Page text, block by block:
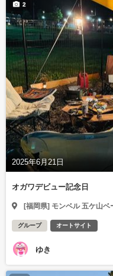
2025年6月21日
2
オガワデビュー記念日
[福岡県] モンベル 五ケ山ベ
グループ オートサイト
ゆき